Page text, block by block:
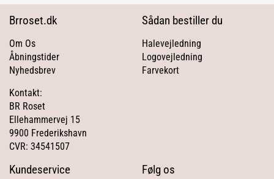
Brroset.dk
Om Os
Åbningstider
Nyhedsbrev
Kontakt:
BR Roset
Ellehammervej 15
9900 Frederikshavn
CVR: 34541507
Sådan bestiller du
Halevejledning
Logovejledning
Farvekort
Kundeservice Følg os